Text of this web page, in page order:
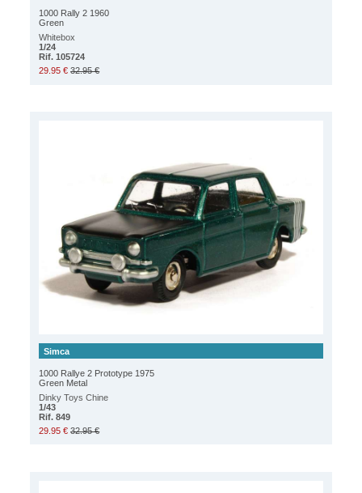
1000 Rally 2 1960
Green
Whitebox
1/24
Rif. 105724
29.95 € 32.95 €
Simca
1000 Rallye 2 Prototype 1975
Green Metal
Dinky Toys Chine
1/43
Rif. 849
29.95 € 32.95 €